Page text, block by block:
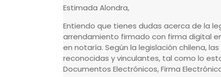
Estimada Alondra,
Entiendo que tienes dudas acerca de la
arrendamiento firmado con firma digital
en notaría. Según la legislación chilena,
reconocidas y vinculantes, tal como lo
Documentos Electrónicos, Firma